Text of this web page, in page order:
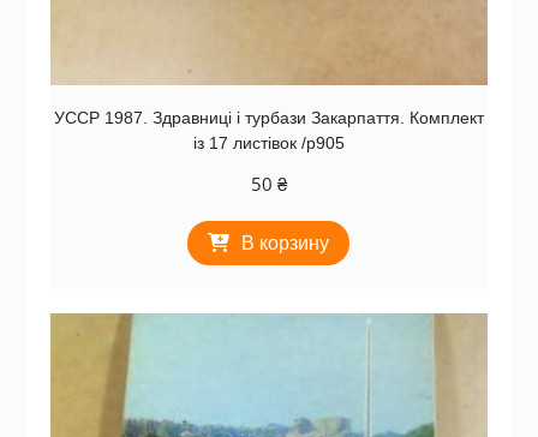
УССР 1987. Здравниці і турбази Закарпаття. Комплект
із 17 листівок /р905
50 ₴
В корзину